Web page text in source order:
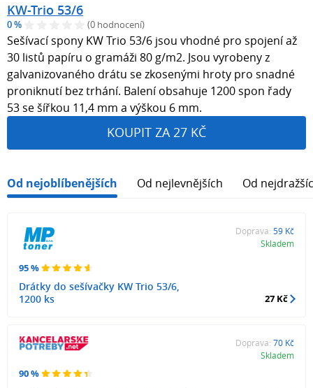
KW-Trio 53/6
0 % (0 hodnocení)
Sešívací spony KW Trio 53/6 jsou vhodné pro spojení až
30 listů papíru o gramáži 80 g/m2. Jsou vyrobeny z
galvanizovaného drátu se zkosenými hroty pro snadné
proniknutí bez trhání. Balení obsahuje 1200 spon řady
53 se šířkou 11,4 mm a výškou 6 mm.
KOUPIT ZA 27 KČ
Od nejoblíbenějších Od nejlevnějších Od
95 %
Drátky do sešívačky KW Trio 53/6,
1200 ks
Doprava: 59 Kč
Skladem
27 Kč
90 %
Doprava: 70 Kč
Skladem